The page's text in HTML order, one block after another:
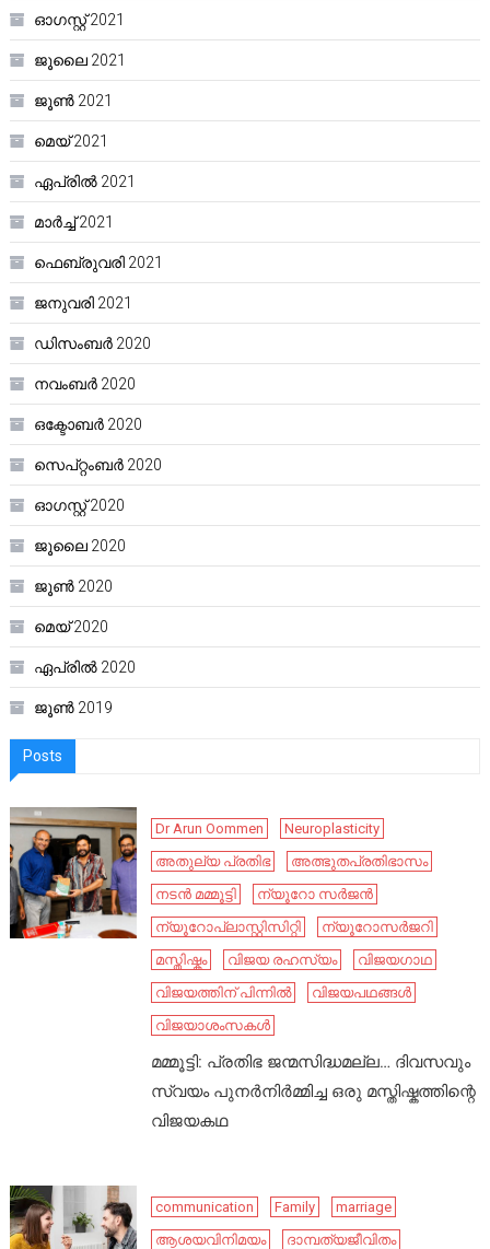
ഓഗസ്റ്റ്‌ 2021
ജൂലൈ 2021
ജൂൺ 2021
മെയ്‌ 2021
ഏപ്രിൽ 2021
മാർച്ച്‌ 2021
ഫെബ്രുവരി 2021
ജനുവരി 2021
ഡിസംബർ 2020
നവംബർ 2020
ഒക്ടോബർ 2020
സെപ്റ്റംബർ 2020
ഓഗസ്റ്റ്‌ 2020
ജൂലൈ 2020
ജൂൺ 2020
മെയ്‌ 2020
ഏപ്രിൽ 2020
ജൂൺ 2019
Posts
Dr Arun Oommen
Neuroplasticity
അതുല്യ പ്രതിഭ
അത്ഭുതപ്രതിഭാസം
നടൻ മമ്മൂട്ടി
ന്യൂറോ സർജൻ
ന്യൂറോപ്ലാസ്റ്റിസിറ്റി
ന്യൂറോസർജറി
മസ്തിഷ്കം
വിജയ രഹസ്യം
വിജയഗാഥ
വിജയത്തിന് പിന്നിൽ
വിജയപഥങ്ങൾ
വിജയാശംസകൾ
മമ്മൂട്ടി: പ്രതിഭ ജന്മസിദ്ധമല്ല… ദിവസവും
സ്വയം പുനർനിർമ്മിച്ച ഒരു മസ്തിഷ്കത്തിന്റെ
വിജയകഥ
communication Family
marriage
ആശയവിനിമയം
ദാമ്പത്യജീവിതം